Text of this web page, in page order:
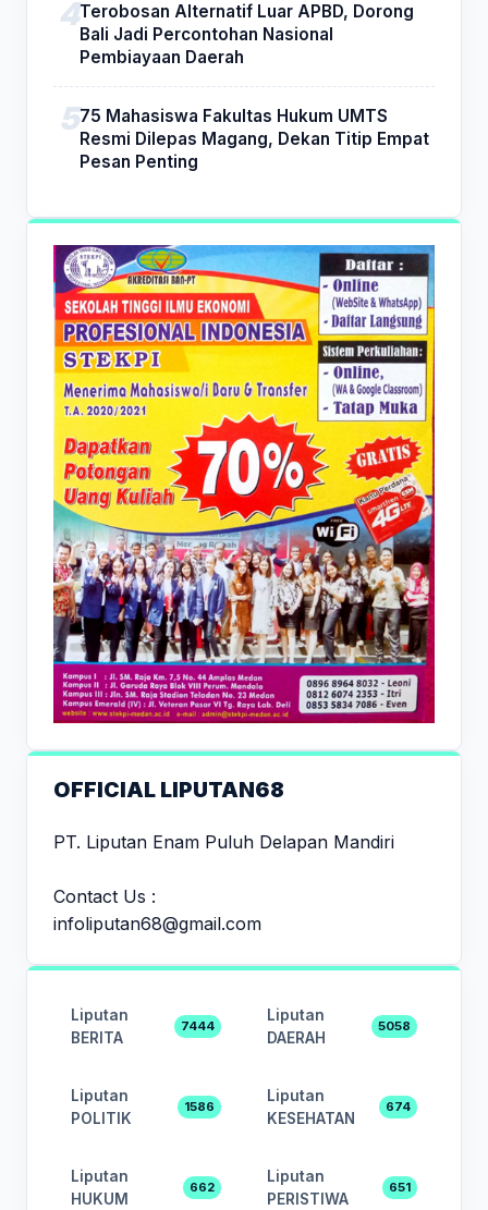
Terobosan Alternatif Luar APBD, Dorong
Bali Jadi Percontohan Nasional
Pembiayaan Daerah
75 Mahasiswa Fakultas Hukum UMTS
Resmi Dilepas Magang, Dekan Titip Empat
Pesan Penting
OFFICIAL LIPUTAN68
PT. Liputan Enam Puluh Delapan Mandiri
Contact Us :
infoliputan68@gmail.com
Liputan
BERITA
7444
Liputan
DAERAH
5058
Liputan
POLITIK
1586
Liputan
KESEHATAN
674
Liputan
HUKUM
662
Liputan
PERISTIWA
651